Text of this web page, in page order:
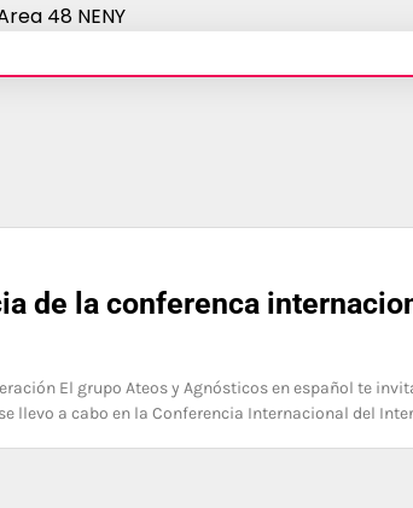
48 NENY
de la conferenca
El grupo Ateos y Agnósticos en español te
llevo a cabo en la Conferencia Internacional del